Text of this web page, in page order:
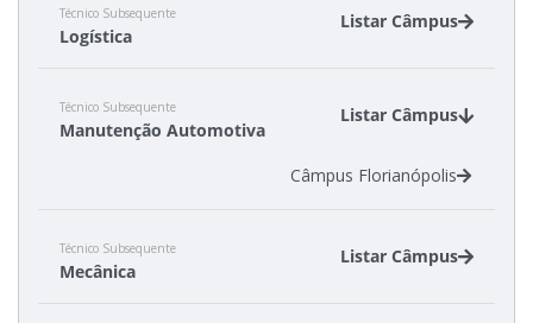
Câmpus São Lourenço do Oeste
Técnico Subsequente
Logística
Listar Câmpus
Câmpus Tubarão
Técnico Subsequente
Manutenção Automotiva
Listar Câmpus
Câmpus Florianópolis
Técnico Subsequente
Mecânica
Listar Câmpus